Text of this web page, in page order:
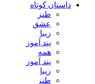
داستان کوتاه
طنز
عشق
زیبا
پند آموز
همه
پند آموز
زیبا
طنز